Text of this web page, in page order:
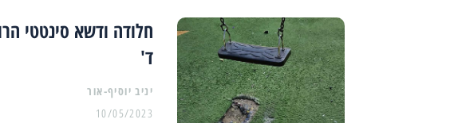
חלודה ודשא סינטטי
ד'
יניב יוסיף-אור
10/05/2023